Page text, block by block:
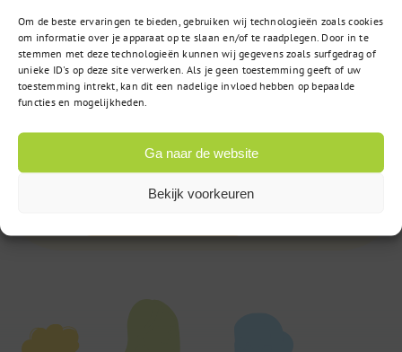
Om de beste ervaringen te bieden, gebruiken wij technologieën zoals cookies
om informatie over je apparaat op te slaan en/of te raadplegen. Door in te
stemmen met deze technologieën kunnen wij gegevens zoals surfgedrag of
unieke ID's op deze site verwerken. Als je geen toestemming geeft of uw
toestemming intrekt, kan dit een nadelige invloed hebben op bepaalde
functies en mogelijkheden.
Ga naar de website
Bekijk voorkeuren
Vragen?
085 – 02 98 705